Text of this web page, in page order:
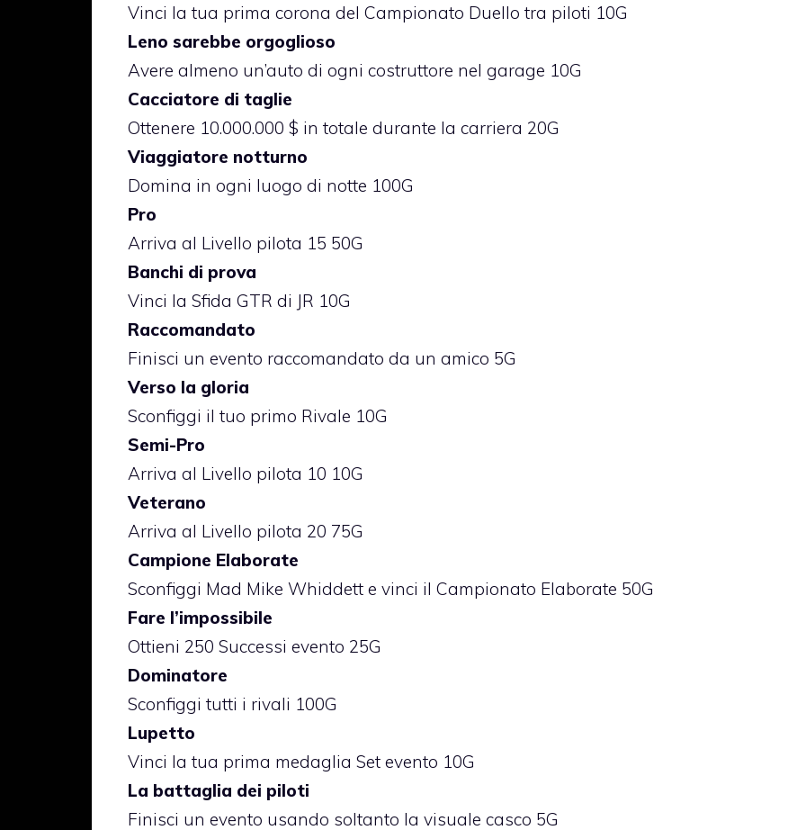
Vinci la tua prima corona del Campionato Duello tra piloti 10G
Leno sarebbe orgoglioso
Avere almeno un’auto di ogni costruttore nel garage 10G
Cacciatore di taglie
Ottenere 10.000.000 $ in totale durante la carriera 20G
Viaggiatore notturno
Domina in ogni luogo di notte 100G
Pro
Arriva al Livello pilota 15 50G
Banchi di prova
Vinci la Sfida GTR di JR 10G
Raccomandato
Finisci un evento raccomandato da un amico 5G
Verso la gloria
Sconfiggi il tuo primo Rivale 10G
Semi-Pro
Arriva al Livello pilota 10 10G
Veterano
Arriva al Livello pilota 20 75G
Campione Elaborate
Sconfiggi Mad Mike Whiddett e vinci il Campionato Elaborate 50G
Fare l’impossibile
Ottieni 250 Successi evento 25G
Dominatore
Sconfiggi tutti i rivali 100G
Lupetto
Vinci la tua prima medaglia Set evento 10G
La battaglia dei piloti
Finisci un evento usando soltanto la visuale casco 5G